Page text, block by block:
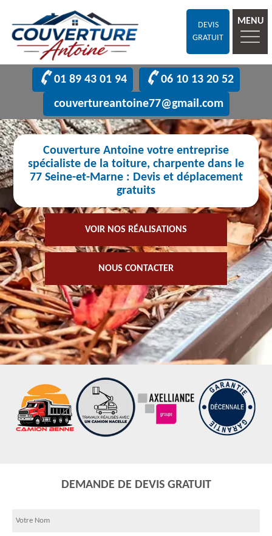
DEVIS
GRATUIT
MENU
01 89 43 01 94
06 10 13 20 52
couvertureantoine77@gmail.com
Couverture Antoine votre entreprise
spécialiste de la toiture, charpente dans le
77 Seine-et-Marne : Devis et déplacement
gratuits
VOIR NOS RÉALISATIONS
NOUS CONTACTER
DEMANDE DE DEVIS GRATUIT